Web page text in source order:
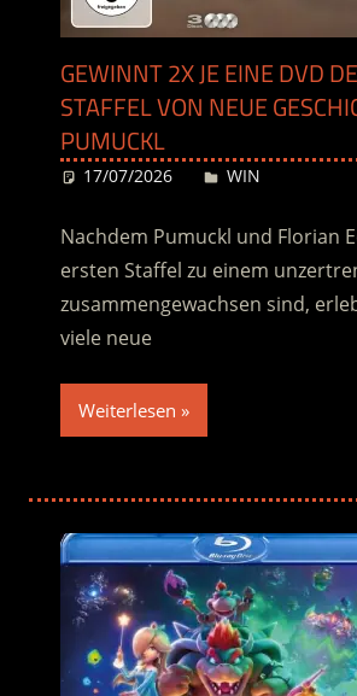
GEWINNT 2X JE EINE DVD
STAFFEL VON NEUE
PUMUCKL
17/07/2026 Desiree
WIN
Nachdem Pumuckl und Florian
ersten Staffel zu einem
zusammengewachsen sind,
viele neue
Weiterlesen